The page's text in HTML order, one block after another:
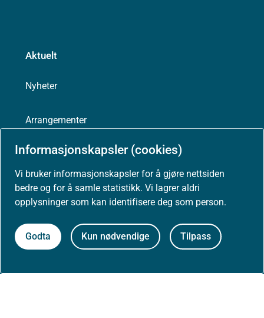
Informasjonskapsler (cookies)
Vi bruker informasjonskapsler for å gjøre nettsiden
bedre og for å samle statistikk. Vi lagrer aldri
opplysninger som kan identifisere deg som person.
Godta Kun nødvendige Tilpass
Aktuelt
Nyheter
Arrangementer
Høringer
Presse